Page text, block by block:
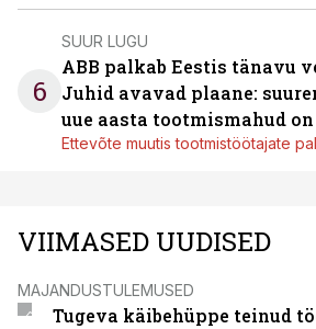
6
SUUR LUGU
ABB palkab Eestis tänavu
Juhid avavad plaane:
uue aasta tootmismahud
Ettevõte muutis tootmistöötajate
VIIMASED UUDISED
MAJANDUSTULEMUSED
Tugeva käibehüppe teinud